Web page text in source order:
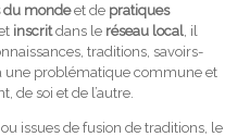
du mondeet de pratiques
inscritdans le réseau local , il
traditions, savoirs-
une problématique commune et
de soi et de l’autre.
issues de fusion de traditions, le